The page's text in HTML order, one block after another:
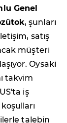
Genel
, şunları
satış
müşteri
Oysaki
takvim
iş
talebin